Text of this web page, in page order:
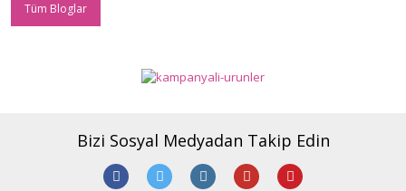
Tüm Bloglar
Bizi Sosyal Medyadan Takip Edin